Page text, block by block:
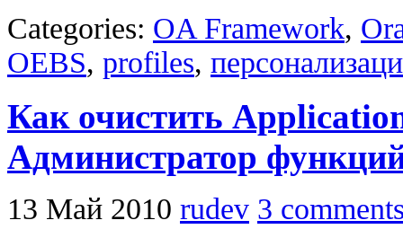
Categories: OA Framework,
OEBS, profiles,
Как очистить
Администратор
13 Май 2010 rudev 3